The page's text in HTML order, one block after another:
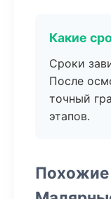
Какие
Сроки
После
точный
этапов.
Похожие